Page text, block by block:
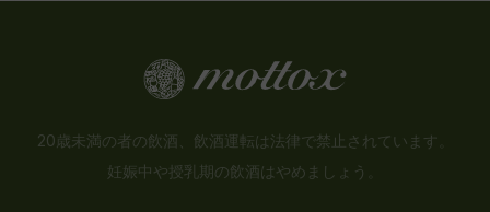
20歳未満の者の飲酒、飲酒運転は法律で禁止されています。
妊娠中や授乳期の飲酒はやめましょう。